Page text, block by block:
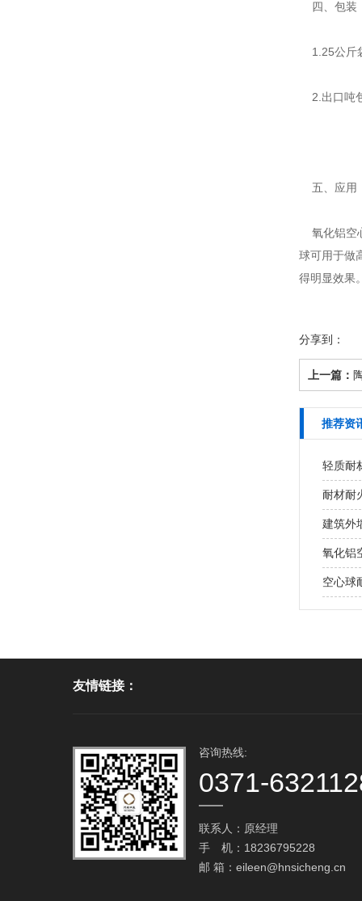
四、包装
1.25公斤
2.出口吨
五、应用
氧化铝空
球可用于做
得明显效果
分享到：
上一篇：
推荐资
轻质耐
耐材耐
建筑外
氧化铝
空心球
友情链接：
咨询热线:
0371-
联系人：原经理
手 机：18236795228
邮 箱： eileen@hnsicheng.cn